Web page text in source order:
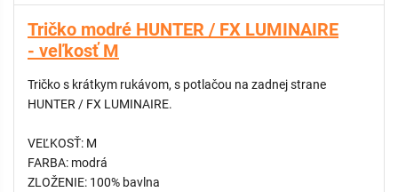
Tričko modré HUNTER / FX LUMINAIRE
- veľkosť M
Tričko s krátkym rukávom, s potlačou na zadnej strane
HUNTER / FX LUMINAIRE.
VEĽKOSŤ: M
FARBA: modrá
ZLOŽENIE: 100% bavlna